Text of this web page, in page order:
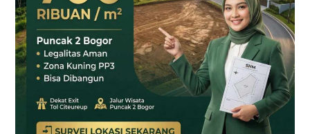
LEGAL
DI
PUNCAK
2
BOGOR